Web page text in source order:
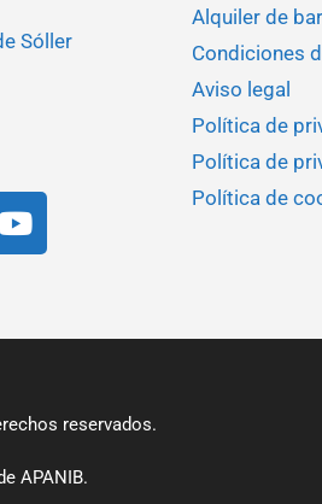
Sóller
Alquiler de
Condiciones
Aviso legal
Política de
Política de
Política de
reservados.
APANIB.